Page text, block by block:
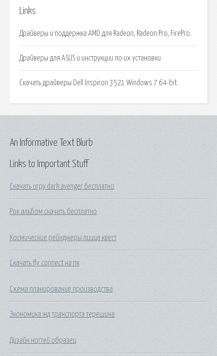
Links
Драйверы и поддержка AMD для Radeon, Radeon Pro, FirePro.
Драйверы для ASUS и инструкции по их установки.
Скачать драйверы Dell Inspiron 3521 Windows 7 64-bit.
Links to Important Stuff
Скачать игру dark avenger бесплатно
Рок альбом скачать бесплатно
Космические рейнджеры пицца квест
Скачать fly connect на пк
Схема планирование производства
Экономика жд транспорта терешина
Дизайн ногтей образец
An Informative Text Blurb